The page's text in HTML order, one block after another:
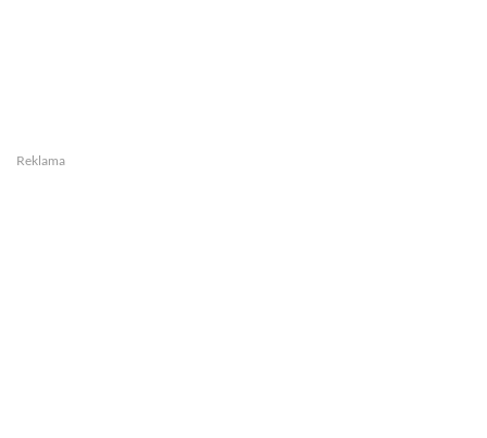
Reklama